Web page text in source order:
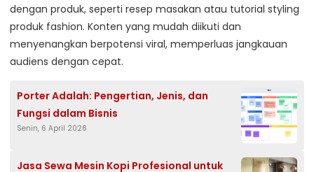
dengan produk, seperti resep masakan atau tutorial styling
produk fashion. Konten yang mudah diikuti dan
menyenangkan berpotensi viral, memperluas jangkauan
audiens dengan cepat.
Porter Adalah: Pengertian, Jenis, dan
Fungsi dalam Bisnis
Senin, 6 April 2026
Jasa Sewa Mesin Kopi Profesional untuk